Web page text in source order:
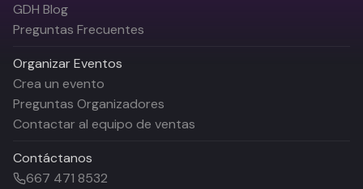
GDH Blog
Preguntas Frecuentes
Organizar Eventos
Crea un evento
Preguntas Organizadores
Contactar al equipo de ventas
Contáctanos
667 471 8532